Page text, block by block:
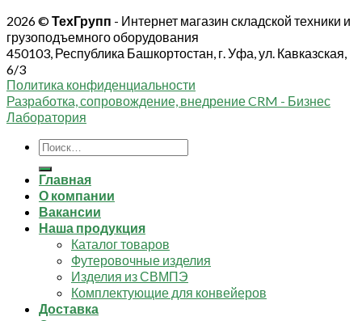
2026 ©ТехГрупп - Интернет магазин складской техники и
грузоподъемного оборудования
450103, Республика Башкортостан, г. Уфа, ул. Кавказская,
6/3
Политика конфиденциальности
Разработка, сопровождение, внедрение CRM - Бизнес
Лаборатория
Искать:
Главная
О компании
Вакансии
Наша продукция
Каталог товаров
Футеровочные изделия
Изделия из СВМПЭ
Комплектующие для конвейеров
Доставка